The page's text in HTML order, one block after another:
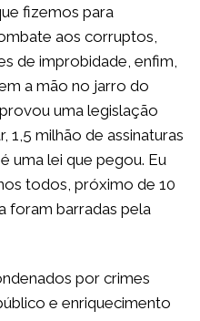
fizemos para
aos corruptos,
de improbidade, enfim,
a mão no jarro do
uma legislação
1,5 milhão de assinaturas
uma lei que pegou. Eu
todos, próximo de 10
foram barradas pela
por crimes
e enriquecimento